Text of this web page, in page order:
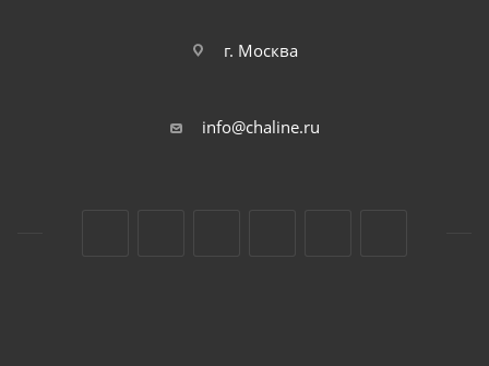
г. Москва
info@chaline.ru